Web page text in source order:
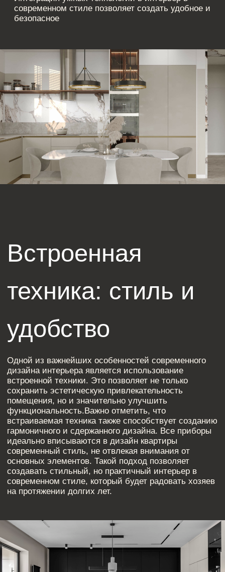
основных элементов. Такой подход позволяет
создавать стильный, но практичный интерьер в
современном стиле, который будет радовать хозяев
При выборе решений для дизайна дома
современного стиля важно учитывать как
современном стиле дизайна проекта преобладает
концепция «умного» пространства, где каждый
элемент служит своей цели.
Современный дизайн интерьера – это не просто
удобство, технологичность и функциональность.
Если вы хотите создать идеальный интерьер в
современном стиле для своего дома или квартиры,
важно учитывать все современные тенденции: от
минимализма и встроенной техники до
использования умных технологий.
Дизайн дома и
выбрать лучшие
решения